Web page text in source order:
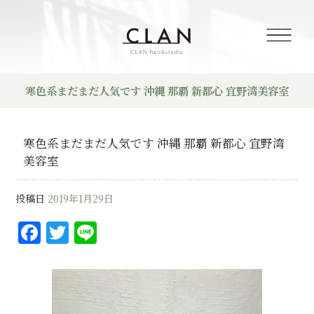
寒色系まだまだ人気です 沖縄 那覇 新都心 宜野湾美容室
寒色系まだまだ人気です 沖縄 那覇 新都心 宜野湾
美容室
投稿日 2019年1月29日
F
a
c
T
w
it
te
e